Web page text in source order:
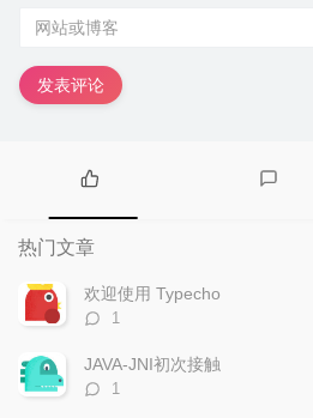
发表评论
门
文
章
热门文章
欢迎使用 Typecho
评
数：
1
JAVA-JNI初次接触
评1